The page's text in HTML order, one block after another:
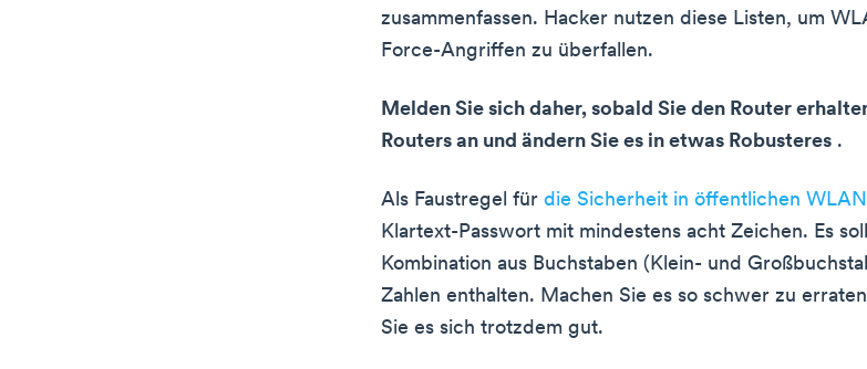
zusammenfassen. Hacker nutzen diese Listen, um
Force-Angriffen zu überfallen.
Melden Sie sich daher, sobald Sie den Router
Routers an und ändern Sie es in etwas Robusteres .
Als Faustregel für die Sicherheit in öffentlichen
Klartext-Passwort mit mindestens acht Zeichen. Es
Kombination aus Buchstaben (Klein- und
Zahlen enthalten. Machen Sie es so schwer zu
Sie es sich trotzdem gut.